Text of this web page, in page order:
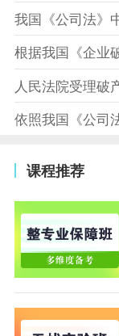
我国《公司法》
根据我国《企业
人民法院受理破
依照我国《公司
课程推荐